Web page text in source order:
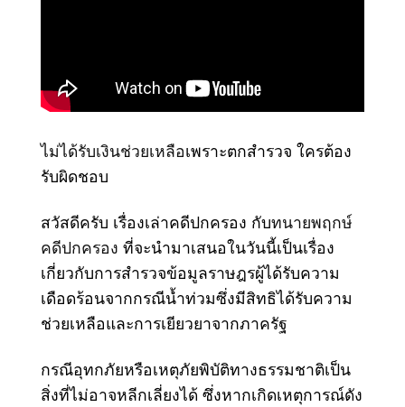
ไม่ได้รับเงินช่วยเหลือเพราะตกสำรวจ ใครต้อง
รับผิดชอบ
สวัสดีครับ เรื่องเล่าคดีปกครอง กับทนายพฤกษ์
คดีปกครอง ที่จะนำมาเสนอในวันนี้เป็นเรื่อง
เกี่ยวกับการสำรวจข้อมูลราษฎรผู้ได้รับความ
เดือดร้อนจากกรณีน้ำท่วมซึ่งมีสิทธิได้รับความ
ช่วยเหลือและการเยียวยาจากภาครัฐ
กรณีอุทกภัยหรือเหตุภัยพิบัติทางธรรมชาติเป็น
สิ่งที่ไม่อาจหลีกเลี่ยงได้ ซึ่งหากเกิดเหตุการณ์ดัง